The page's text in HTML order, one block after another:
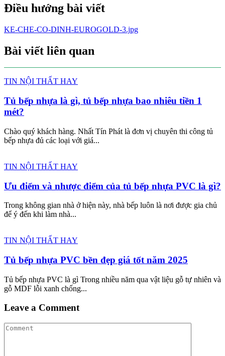
Điều hướng bài viết
KE-CHE-CO-DINH-EUROGOLD-3.jpg
Bài viết liên quan
TIN NỘI THẤT HAY
Tủ bếp nhựa là gì, tủ bếp nhựa bao nhiêu tiền 1
mét?
Chào quý khách hàng. Nhất Tín Phát là đơn vị chuyên thi công tủ
bếp nhựa đủ các loại với giá...
TIN NỘI THẤT HAY
Ưu điểm và nhược điểm của tủ bếp nhựa PVC là gì?
Trong không gian nhà ở hiện này, nhà bếp luôn là nơi được gia chủ
để ý đến khi làm nhà...
TIN NỘI THẤT HAY
Tủ bếp nhựa PVC bền đẹp giá tốt năm 2025
Tủ bếp nhựa PVC là gì Trong nhiều năm qua vật liệu gỗ tự nhiên và
gỗ MDF lỗi xanh chống...
Leave a Comment